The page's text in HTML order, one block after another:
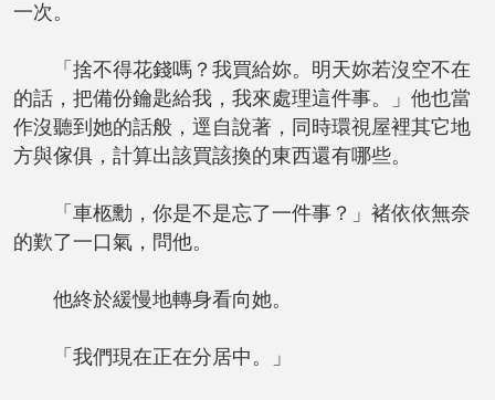
一次。
「捨不得花錢嗎？我買給妳。明天妳若沒空不在
的話，把備份鑰匙給我，我來處理這件事。」他也當
作沒聽到她的話般，逕自說著，同時環視屋裡其它地
方與傢俱，計算出該買該換的東西還有哪些。
「車柩勳，你是不是忘了一件事？」褚依依無奈
的歎了一口氣，問他。
他終於緩慢地轉身看向她。
「我們現在正在分居中。」